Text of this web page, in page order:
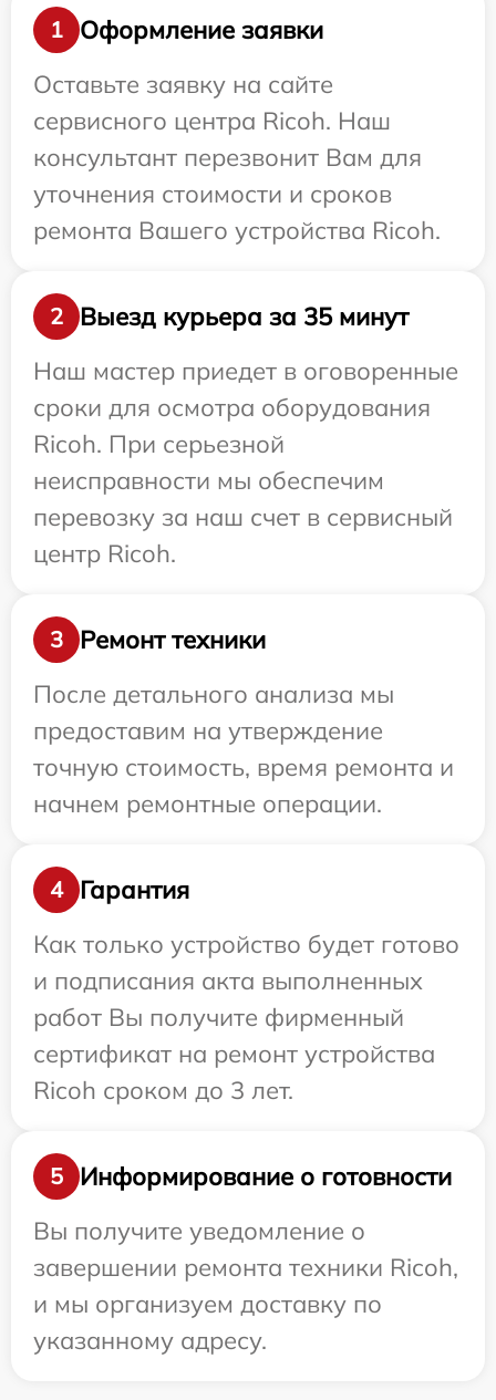
1
Оформление заявки
Оставьте заявку на сайте
сервисного центра Ricoh. Наш
консультант перезвонит Вам для
уточнения стоимости и сроков
ремонта Вашего устройства Ricoh.
2
Выезд курьера за 35 минут
Наш мастер приедет в оговоренные
сроки для осмотра оборудования
Ricoh. При серьезной
неисправности мы обеспечим
перевозку за наш счет в сервисный
центр Ricoh.
3
Ремонт техники
После детального анализа мы
предоставим на утверждение
точную стоимость, время ремонта и
начнем ремонтные операции.
4
Гарантия
Как только устройство будет готово
и подписания акта выполненных
работ Вы получите фирменный
сертификат на ремонт устройства
Ricoh сроком до 3 лет.
5
Информирование о готовности
Вы получите уведомление о
завершении ремонта техники Ricoh,
и мы организуем доставку по
указанному адресу.